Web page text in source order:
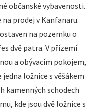
občanské vybavenosti.
prodej v Kanfanaru.
na pozemku o
dvě patra. V přízemí
a obývacím pokojem,
ložnice s věšákem
kamenných schodech
kde jsou dvě ložnice s